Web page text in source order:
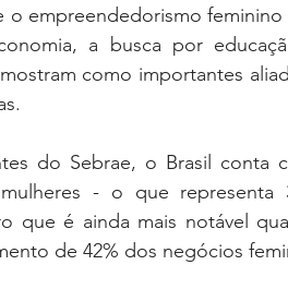
empreendedorismo
a busca por
como importantes
do Sebrae, o Brasil conta
mulheres - o que
que é ainda mais notável
de 42% dos negócios